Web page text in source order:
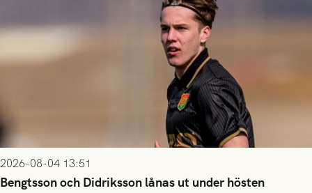
2026-08-04 13:51
Bengtsson och Didriksson lånas ut under hösten